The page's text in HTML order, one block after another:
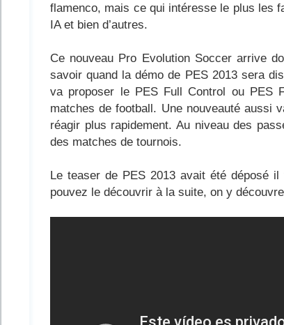
flamenco, mais ce qui intéresse le plus les
IA et bien d’autres.
Ce nouveau Pro Evolution Soccer arrive
savoir quand la démo de PES 2013 sera
va proposer le PES Full Control ou PES
matches de football. Une nouveauté aussi
réagir plus rapidement. Au niveau des
des matches de tournois.
Le teaser de PES 2013 avait été déposé
pouvez le découvrir à la suite, on y